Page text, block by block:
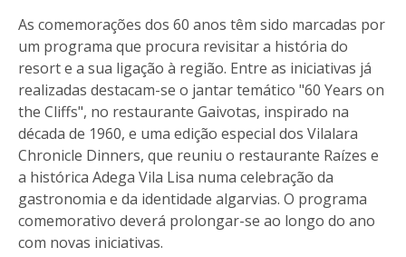
As comemorações dos 60 anos têm sido marcadas por
um programa que procura revisitar a história do
resort e a sua ligação à região. Entre as iniciativas já
realizadas destacam-se o jantar temático "60 Years on
the Cliffs", no restaurante Gaivotas, inspirado na
década de 1960, e uma edição especial dos Vilalara
Chronicle Dinners, que reuniu o restaurante Raízes e
a histórica Adega Vila Lisa numa celebração da
gastronomia e da identidade algarvias. O programa
comemorativo deverá prolongar-se ao longo do ano
com novas iniciativas.